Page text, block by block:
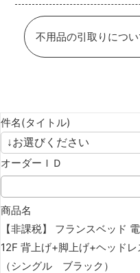
不用品の引取りにつ
件名(タイトル)
オーダーＩＤ
商品名
【非課税】 フランスベッド
12F 背上げ+脚上げ+ヘッド
（シングル ブラック）